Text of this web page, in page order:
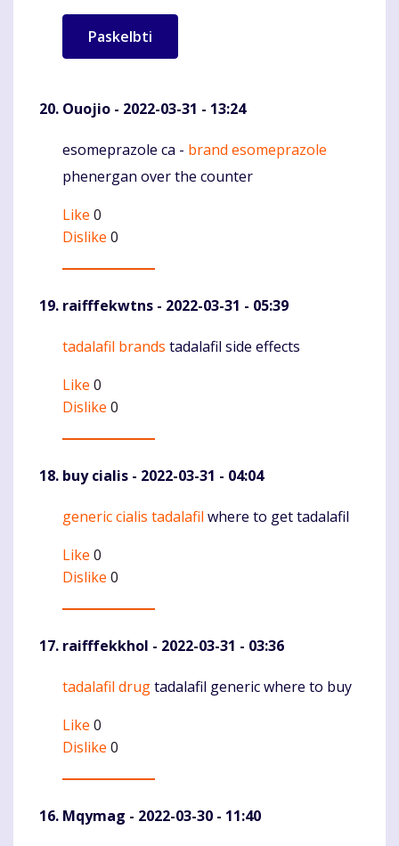
Ouojio - 2022-03-31 - 13:24
Komentaras
esomeprazole ca - brand esomeprazole
phenergan over the counter
Like 0
Dislike 0
raifffekwtns - 2022-03-31 - 05:39
Komentaras
tadalafil brands tadalafil side effects
Like 0
Dislike 0
buy cialis - 2022-03-31 - 04:04
Komentaras
generic cialis tadalafil where to get tadalafil
Like 0
Dislike 0
raifffekkhol - 2022-03-31 - 03:36
Komentaras
tadalafil drugtadalafil generic where to buy
Like 0
Dislike 0
Mqymag - 2022-03-30 - 11:40